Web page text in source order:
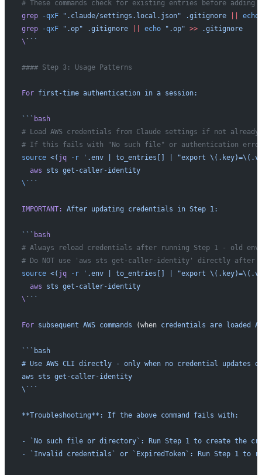
# These commands check for existing entries before
grep -qxF ".claude/settings.local.json" .gitignore || echo
grep -qxF ".op" .gitignore || echo ".op" >> .gitignore
\ ` ``
#### Step 3: Usage Patterns
For first-time authentication in a session:
``` bash
# Load AWS credentials from Claude settings if not
# If this fails with "No such file" or authentication
source <( jq -r '.env | to_entries[] | "export
  aws
sts get-caller-identity
\` ``
IMPORTANT: After updating credentials in Step 1:
``` bash
# Always reload credentials after running Step 1 - old
# Do NOT use 'aws sts get-caller-identity' directly after
source <( jq -r '.env | to_entries[] | "export
  aws
sts get-caller-identity
\ ` ``
For subsequent AWS commands (when credentials are loaded
```bash
# Use AWS CLI directly - only when no credential updates
aws sts get-caller-identity
\```
**Troubleshooting**: If the above command fails with:
- `No such file or directory`: Run Step 1 to create the
- `Invalid credentials` or `ExpiredToken`: Run Step 1 to